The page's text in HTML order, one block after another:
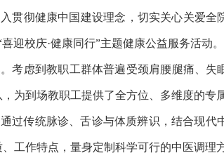
贯彻健康中国建设理念，切实关心关爱全
迎校庆·健康同行”主题健康公益服务活动。
考虑到教职工群体普遍受颈肩腰腿痛、
为到场教职工提供了全方位、多维度的专
过传统脉诊、舌诊与体质辨识，结合现代
工作特点，量身定制科学可行的中医调理